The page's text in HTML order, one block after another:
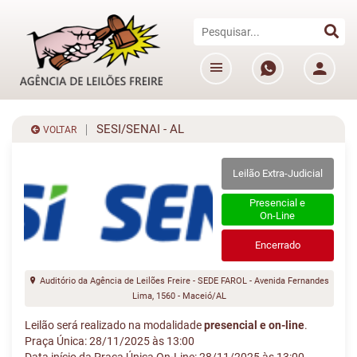
VOLTAR SESI/SENAI - AL
Leilão Extra-Judicial
Presencial e
On-Line
Encerrado
Auditório da Agência de Leilões Freire - SEDE FAROL - Avenida Fernandes
Lima, 1560 - Maceió/AL
Leilão será realizado na modalidadepresencial e on-line.
Praça Única: 28/11/2025 às 13:00